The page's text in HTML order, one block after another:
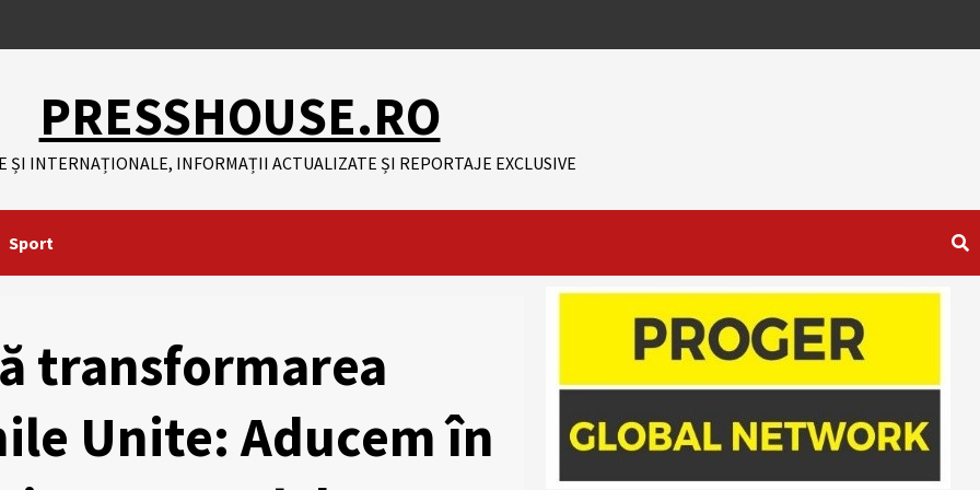
PRESSHOUSE.RO
ȘI INTERNAȚIONALE, INFORMAȚII ACTUALIZATE ȘI REPORTAJE EXCLUSIVE
Sport
transformarea
Unite: Aducem în